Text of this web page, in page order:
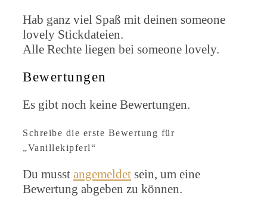
Hab ganz viel Spaß mit deinen someone
lovely Stickdateien.
Alle Rechte liegen bei someone lovely.
Bewertungen
Es gibt noch keine Bewertungen.
Schreibe die erste Bewertung für
„Vanillekipferl“
Du musst angemeldet sein, um eine
Bewertung abgeben zu können.